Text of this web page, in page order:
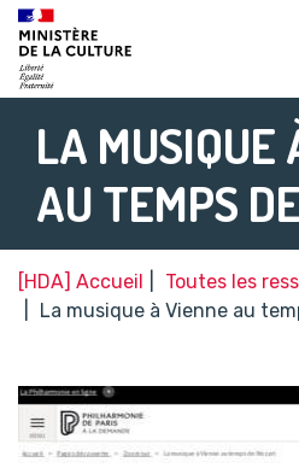
LA MUSIQUE
AU TEMPS
[HDA] Accueil
Toutes les
La musique à Vienne au
Gestion de vos préférences sur